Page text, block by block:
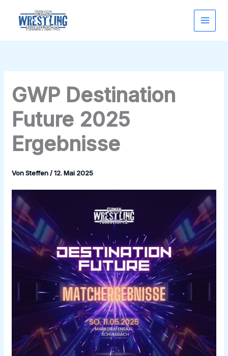
springen
GWP Destination
Future 2025
Ergebnisse
VonSteffen/12. Mai 2025